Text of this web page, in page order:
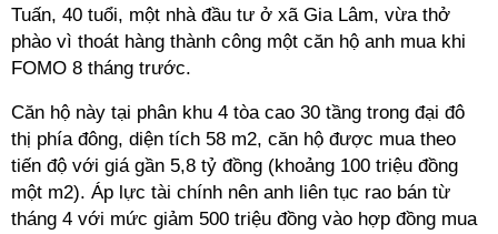
Tuấn, 40 tuổi, một nhà đầu tư ở xã Gia Lâm, vừa thở
phào vì thoát hàng thành công một căn hộ anh mua khi
FOMO 8 tháng trước.
Căn hộ này tại phân khu 4 tòa cao 30 tầng trong đại đô
thị phía đông, diện tích 58 m2, căn hộ được mua theo
tiến độ với giá gần 5,8 tỷ đồng (khoảng 100 triệu đồng
một m2). Áp lực tài chính nên anh liên tục rao bán từ
tháng 4 với mức giảm 500 triệu đồng vào hợp đồng mua